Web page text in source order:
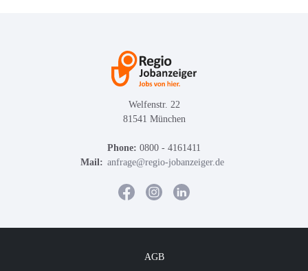
Welfenstr. 22
81541 München
Phone: 0800 - 4161411
Mail: anfrage@regio-jobanzeiger.de
AGB